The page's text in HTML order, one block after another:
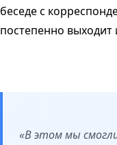
беседе с
постепенно выходит
«В этом мы